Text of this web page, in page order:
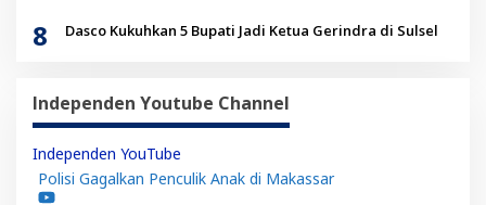
8 Dasco Kukuhkan 5 Bupati Jadi Ketua Gerindra di Sulsel
Independen Youtube Channel
Independen YouTube
Polisi Gagalkan Penculik Anak di Makassar